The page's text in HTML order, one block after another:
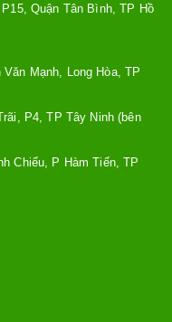
Quận Tân Bình, TP Hồ
Văn Mạnh, Long Hòa, TP
P4, TP Tây Ninh (bên
Chiểu, P Hàm Tiến, TP